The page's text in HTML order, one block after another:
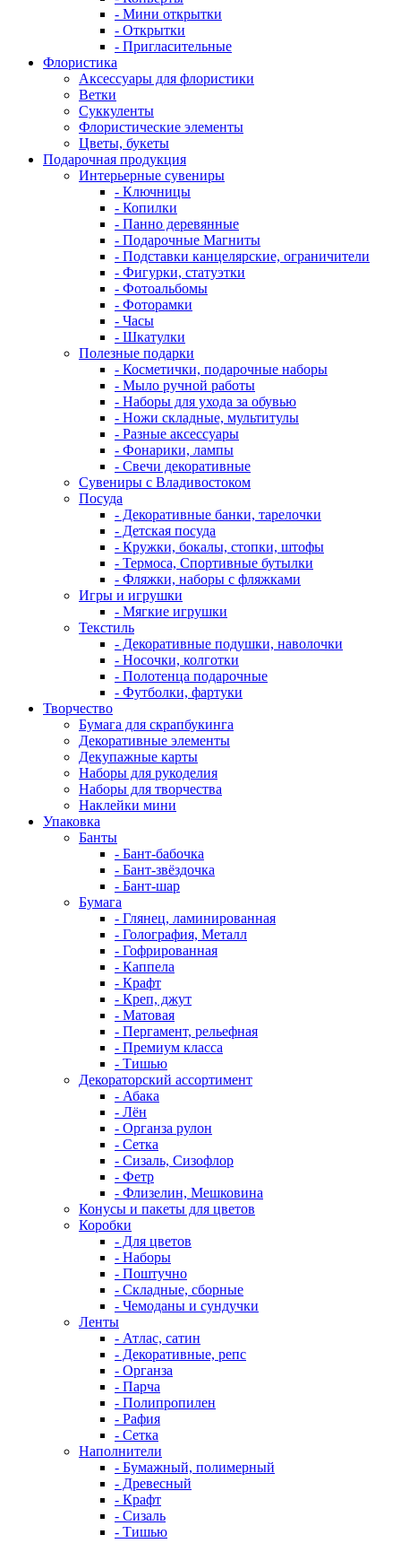
- Мини открытки
- Открытки
- Пригласительные
Флористика
Аксессуары для флористики
Ветки
Суккуленты
Флористические элементы
Цветы, букеты
Подарочная продукция
Интерьерные сувениры
- Ключницы
- Копилки
- Панно деревянные
- Подарочные Магниты
- Подставки канцелярские, ограничители
- Фигурки, статуэтки
- Фотоальбомы
- Фоторамки
- Часы
- Шкатулки
Полезные подарки
- Косметички, подарочные наборы
- Мыло ручной работы
- Наборы для ухода за обувью
- Ножи складные, мультитулы
- Разные аксессуары
- Фонарики, лампы
- Свечи декоративные
Сувениры с Владивостоком
Посуда
- Декоративные банки, тарелочки
- Детская посуда
- Кружки, бокалы, стопки, штофы
- Термоса, Спортивные бутылки
- Фляжки, наборы с фляжками
Игры и игрушки
- Мягкие игрушки
Текстиль
- Декоративные подушки, наволочки
- Носочки, колготки
- Полотенца подарочные
- Футболки, фартуки
Творчество
Бумага для скрапбукинга
Декоративные элементы
Декупажные карты
Наборы для рукоделия
Наборы для творчества
Наклейки мини
Упаковка
Банты
- Бант-бабочка
- Бант-звёздочка
- Бант-шар
Бумага
- Глянец, ламинированная
- Голография, Металл
- Гофрированная
- Каппела
- Крафт
- Креп, джут
- Матовая
- Пергамент, рельефная
- Премиум класса
- Тишью
Декораторский ассортимент
- Абака
- Лён
- Органза рулон
- Сетка
- Сизаль, Сизофлор
- Фетр
- Флизелин, Мешковина
Конусы и пакеты для цветов
Коробки
- Для цветов
- Наборы
- Поштучно
- Складные, сборные
- Чемоданы и сундучки
Ленты
- Атлас, сатин
- Декоративные, репс
- Органза
- Парча
- Полипропилен
- Рафия
- Сетка
Наполнители
- Бумажный, полимерный
- Древесный
- Крафт
- Сизаль
- Тишью